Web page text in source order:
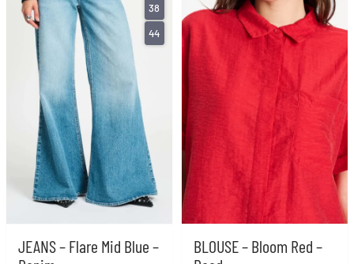
JEANS – Flare Mid Blue –
38
44
BLOUSE – Bloom Red –